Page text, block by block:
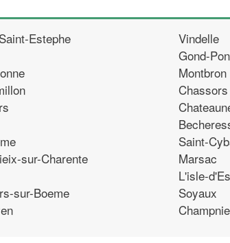
Estephe
sur-Charente
sur-Boeme
Vindelle
Gond-
Montbron
Chassors
Saint-
Marsac
L'isle-
Soyaux